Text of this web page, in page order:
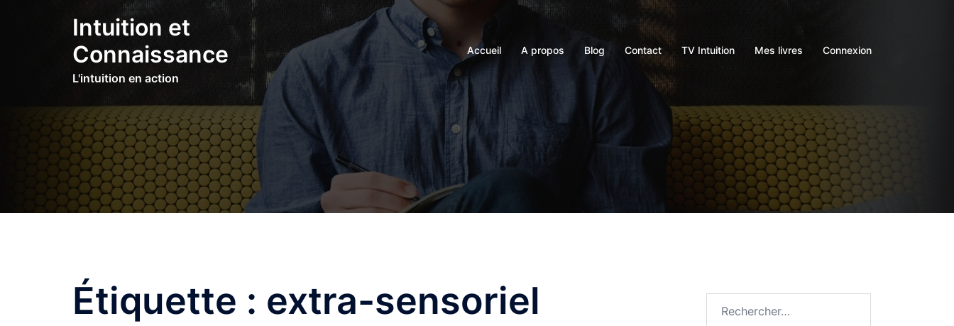
Intuition et
Connaissance
L'intuition en action
Accueil A propos Blog Contact TV Intuition Mes livres Connexion
Étiquette : extra-sensoriel